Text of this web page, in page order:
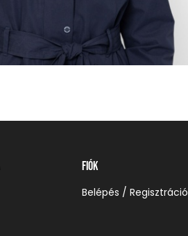
Fiók
Belépés / Regisztráció